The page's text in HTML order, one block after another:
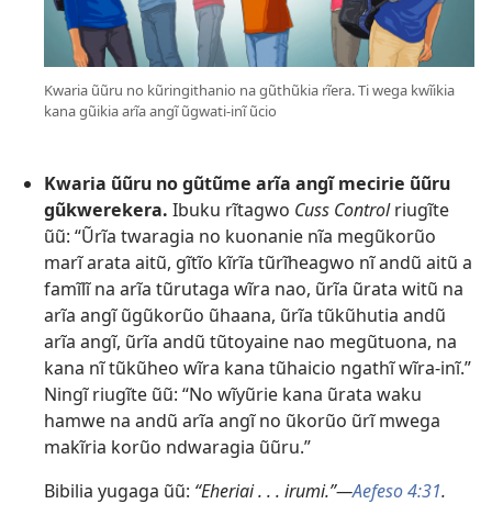
Kwaria ũũru no kũringithanio na gũthũkia rĩera. Ti wega kwĩikia
kana gũikia arĩa angĩ ũgwati-inĩ ũcio
Kwaria ũũru no gũtũme arĩa angĩ mecirie ũũru
gũkwerekera. Ibuku rĩtagwo Cuss Controlriugĩte
ũũ: “Ũrĩa twaragia no kuonanie nĩa megũkorũo
marĩ arata aitũ, gĩtĩo kĩrĩa tũrĩheagwo nĩ andũ aitũ a
famĩlĩ na arĩa tũrutaga wĩra nao, ũrĩa ũrata witũ na
arĩa angĩ ũgũkorũo ũhaana, ũrĩa tũkũhutia andũ
arĩa angĩ, ũrĩa andũ tũtoyaine nao megũtuona, na
kana nĩ tũkũheo wĩra kana tũhaicio ngathĩ wĩra-inĩ.”
Ningĩ riugĩte ũũ: “No wĩyũrie kana ũrata waku
hamwe na andũ arĩa angĩ no ũkorũo ũrĩ mwega
makĩria korũo ndwaragia ũũru.”
Bibilia yugaga ũũ: “Eheriai . . . irumi.”​—Aefeso 4:31.